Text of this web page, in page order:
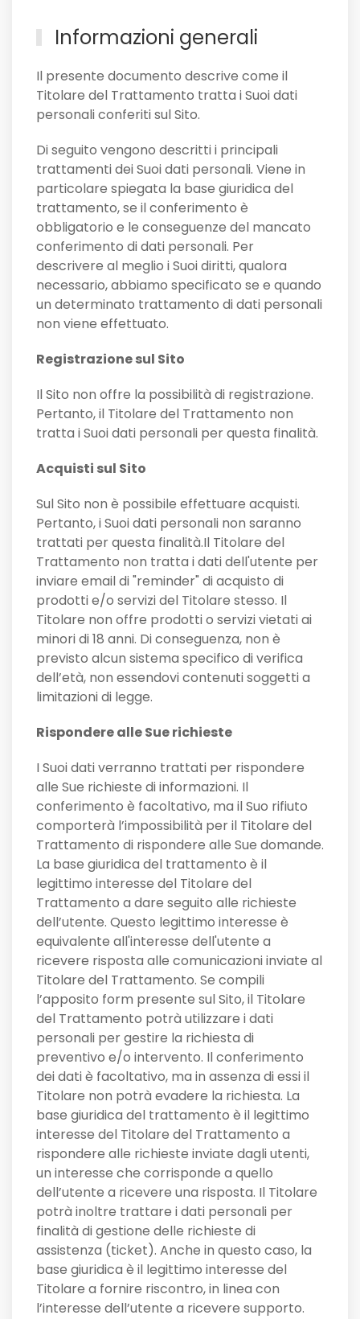
Informazioni generali
Il presente documento descrive come il
Titolare del Trattamento tratta i Suoi dati
personali conferiti sul Sito.
Di seguito vengono descritti i principali
trattamenti dei Suoi dati personali. Viene in
particolare spiegata la base giuridica del
trattamento, se il conferimento è
obbligatorio e le conseguenze del mancato
conferimento di dati personali. Per
descrivere al meglio i Suoi diritti, qualora
necessario, abbiamo specificato se e quando
un determinato trattamento di dati personali
non viene effettuato.
Registrazione sul Sito
Il Sito non offre la possibilità di registrazione.
Pertanto, il Titolare del Trattamento non
tratta i Suoi dati personali per questa finalità.
Acquisti sul Sito
Sul Sito non è possibile effettuare acquisti.
Pertanto, i Suoi dati personali non saranno
trattati per questa finalità.Il Titolare del
Trattamento non tratta i dati dell'utente per
inviare email di "reminder" di acquisto di
prodotti e/o servizi del Titolare stesso. Il
Titolare non offre prodotti o servizi vietati ai
minori di 18 anni. Di conseguenza, non è
previsto alcun sistema specifico di verifica
dell’età, non essendovi contenuti soggetti a
limitazioni di legge.
Rispondere alle Sue richieste
I Suoi dati verranno trattati per rispondere
alle Sue richieste di informazioni. Il
conferimento è facoltativo, ma il Suo rifiuto
comporterà l’impossibilità per il Titolare del
Trattamento di rispondere alle Sue domande.
La base giuridica del trattamento è il
legittimo interesse del Titolare del
Trattamento a dare seguito alle richieste
dell’utente. Questo legittimo interesse è
equivalente all'interesse dell'utente a
ricevere risposta alle comunicazioni inviate al
Titolare del Trattamento. Se compili
l’apposito form presente sul Sito, il Titolare
del Trattamento potrà utilizzare i dati
personali per gestire la richiesta di
preventivo e/o intervento. Il conferimento
dei dati è facoltativo, ma in assenza di essi il
Titolare non potrà evadere la richiesta. La
base giuridica del trattamento è il legittimo
interesse del Titolare del Trattamento a
rispondere alle richieste inviate dagli utenti,
un interesse che corrisponde a quello
dell’utente a ricevere una risposta. Il Titolare
potrà inoltre trattare i dati personali per
finalità di gestione delle richieste di
assistenza (ticket). Anche in questo caso, la
base giuridica è il legittimo interesse del
Titolare a fornire riscontro, in linea con
l’interesse dell’utente a ricevere supporto.